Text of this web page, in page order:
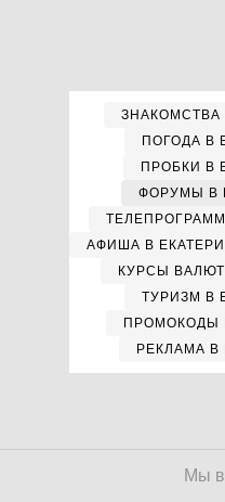
ЗНАКОМСТВА
ПОГОДА В
ПРОБКИ В
ФОРУМЫ В
АФИША В
КУРСЫ
ТУРИЗМ В
ПРОМОКОДЫ
РЕКЛАМА В
Мы в